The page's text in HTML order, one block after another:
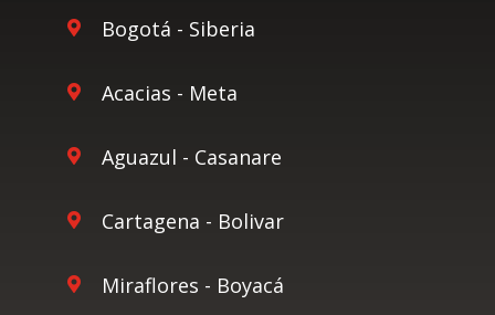
 Bogotá - Siberia
 Acacias - Meta
 Aguazul - Casanare
 Cartagena - Bolivar
 Miraflores - Boyacá